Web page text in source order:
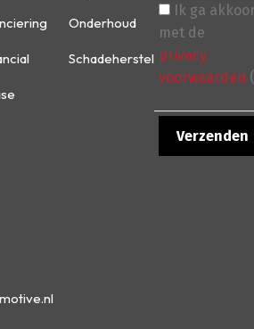
Onderhoud
Schadeherstel
Ik ga
met de
privacy
voorwaarden